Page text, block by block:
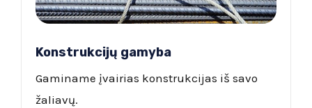
Konstrukcijų gamyba
Gaminame įvairias konstrukcijas iš savo
žaliavų.